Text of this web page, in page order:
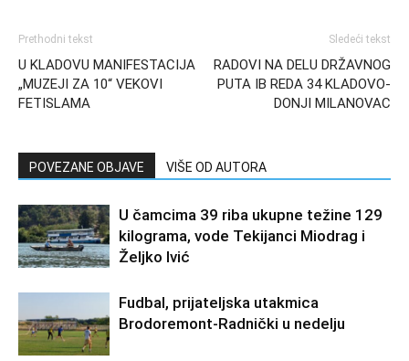
Prethodni tekst
U KLADOVU MANIFESTACIJA
„MUZEJI ZA 10“ VEKOVI
FETISLAMA
Sledeći tekst
RADOVI NA DELU DRŽAVNOG
PUTA IB REDA 34 KLADOVO-
DONJI MILANOVAC
POVEZANE OBJAVE VIŠE OD AUTORA
U čamcima 39 riba ukupne težine 129
kilograma, vode Tekijanci Miodrag i
Željko Ivić
Fudbal, prijateljska utakmica
Brodoremont-Radnički u nedelju